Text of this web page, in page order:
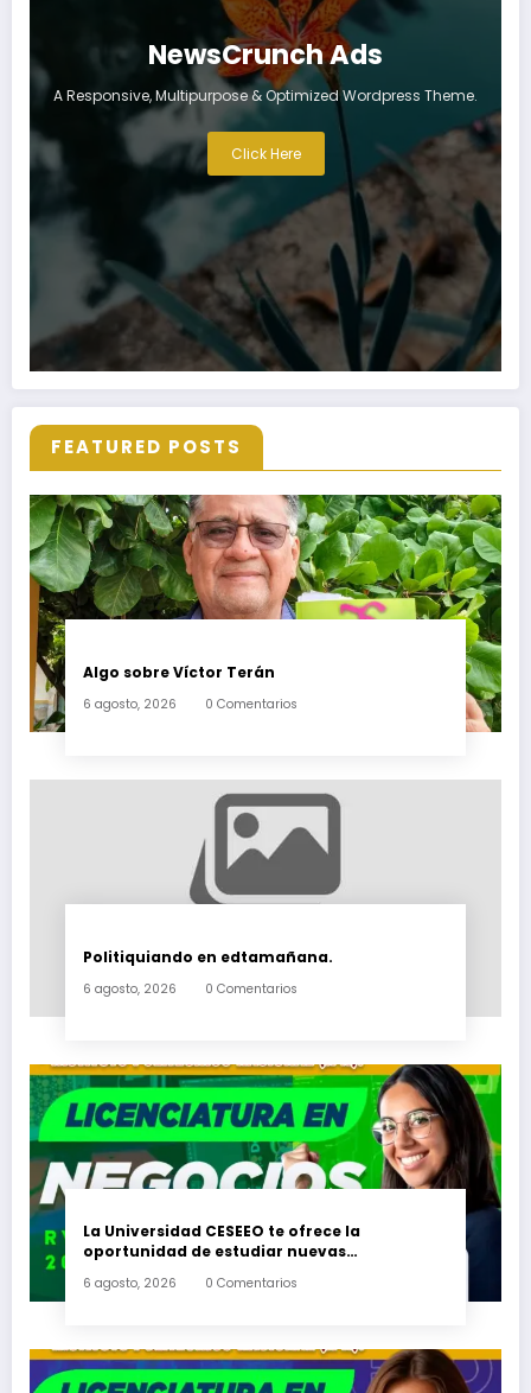
NewsCrunch Ads
A Responsive, Multipurpose & Optimized Wordpress Theme.
Click Here
FEATURED POSTS
Algo sobre Víctor Terán
6 agosto, 2026 0 Comentarios
Politiquiando en edtamañana.
6 agosto, 2026 0 Comentarios
La Universidad CESEEO te ofrece la
oportunidad de estudiar nuevas
Escondido, Ixtepec y en la Matriz Juchitán.
6 agosto, 2026 0 Comentarios